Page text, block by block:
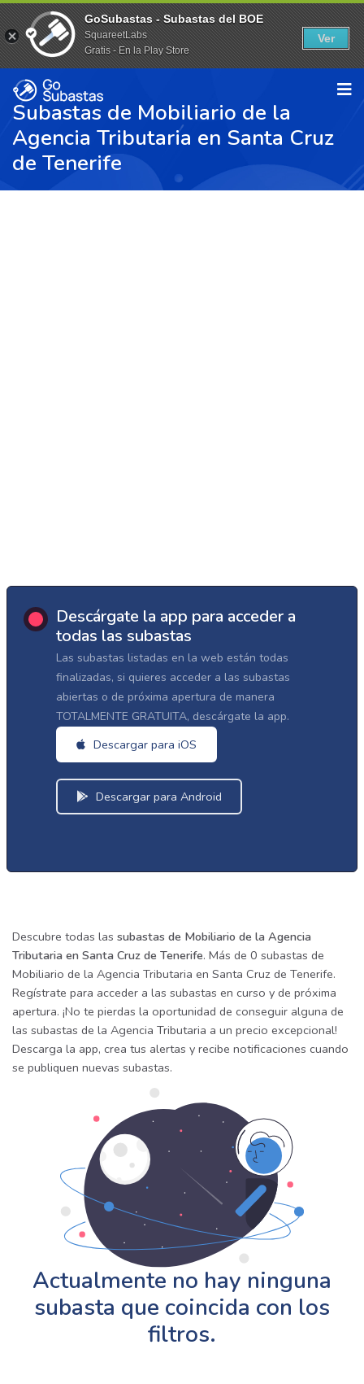
Subastas de Mobiliario de la
Agencia Tributaria en Santa Cruz
de Tenerife
Descárgate la app para acceder a
todas las subastas
Las subastas listadas en la web están todas
finalizadas, si quieres acceder a las subastas
abiertas o de próxima apertura de manera
TOTALMENTE GRATUITA, descárgate la app.
Descargar para iOS
Descargar para Android
Descubre todas las subastas de Mobiliario de la Agencia
Tributaria en Santa Cruz de Tenerife. Más de 0 subastas de
Mobiliario de la Agencia Tributaria en Santa Cruz de Tenerife.
Regístrate para acceder a las subastas en curso y de próxima
apertura. ¡No te pierdas la oportunidad de conseguir alguna de
las subastas de la Agencia Tributaria a un precio excepcional!
Descarga la app, crea tus alertas y recibe notificaciones cuando
se publiquen nuevas subastas.
Actualmente no hay ninguna
subasta que coincida con los
filtros.
GoSubastas - Subastas del BOE
SquareetLabs
Gratis - En la Play Store
Ver